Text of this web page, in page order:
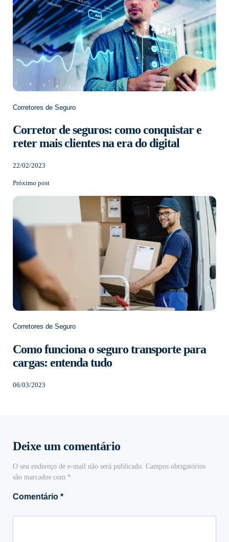
Corretores de Seguro
Corretor de seguros: como conquistar e
reter mais clientes na era do digital
22/02/2023
Próximo post
Corretores de Seguro
Como funciona o seguro transporte para
cargas: entenda tudo
06/03/2023
Deixe um comentário
O seu endereço de e-mail não será publicado. Campos obrigatórios
são marcados com *
Comentário *